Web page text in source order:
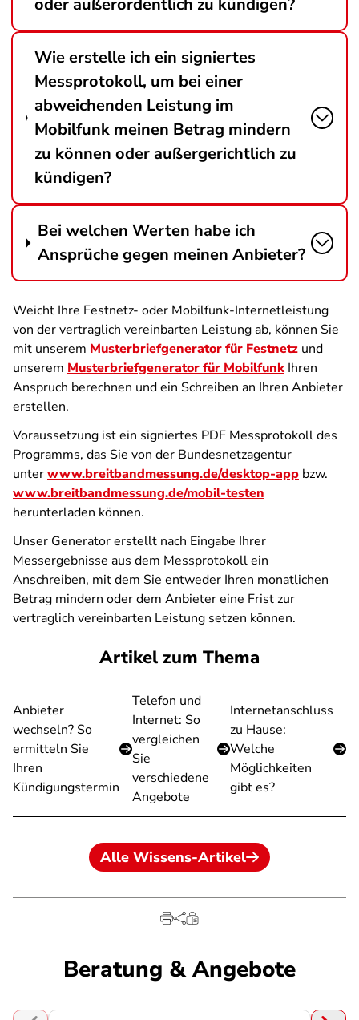
oder außerordentlich zu kündigen?
Wie erstelle ich ein signiertes
Messprotokoll, um bei einer
abweichenden Leistung im
Mobilfunk meinen Betrag mindern
zu können oder außergerichtlich zu
kündigen?
Bei welchen Werten habe ich
Ansprüche gegen meinen Anbieter?
Weicht Ihre Festnetz- oder Mobilfunk-Internetleistung
von der vertraglich vereinbarten Leistung ab, können Sie
mit unserem Musterbriefgenerator für Festnetz und
unserem Musterbriefgenerator für Mobilfunk Ihren
Anspruch berechnen und ein Schreiben an Ihren Anbieter
erstellen.
Voraussetzung ist ein signiertes PDF Messprotokoll des
Programms, das Sie von der Bundesnetzagentur
unterwww.breitbandmessung.de/desktop-app bzw.
www.breitbandmessung.de/mobil-testen
herunterladen können.
Unser Generator erstellt nach Eingabe Ihrer
Messergebnisse aus dem Messprotokoll ein
Anschreiben, mit dem Sie entweder Ihren monatlichen
Betrag mindern oder dem Anbieter eine Frist zur
vertraglich vereinbarten Leistung setzen können.
Artikel zum Thema
Anbieter
wechseln? So
ermitteln Sie
Ihren
Kündigungstermin
Telefon und
Internet: So
vergleichen
Sie
verschiedene
Angebote
Internetanschluss
zu Hause:
Welche
Möglichkeiten
gibt es?
Alle Wissens-Artikel
Beratung & Angebote